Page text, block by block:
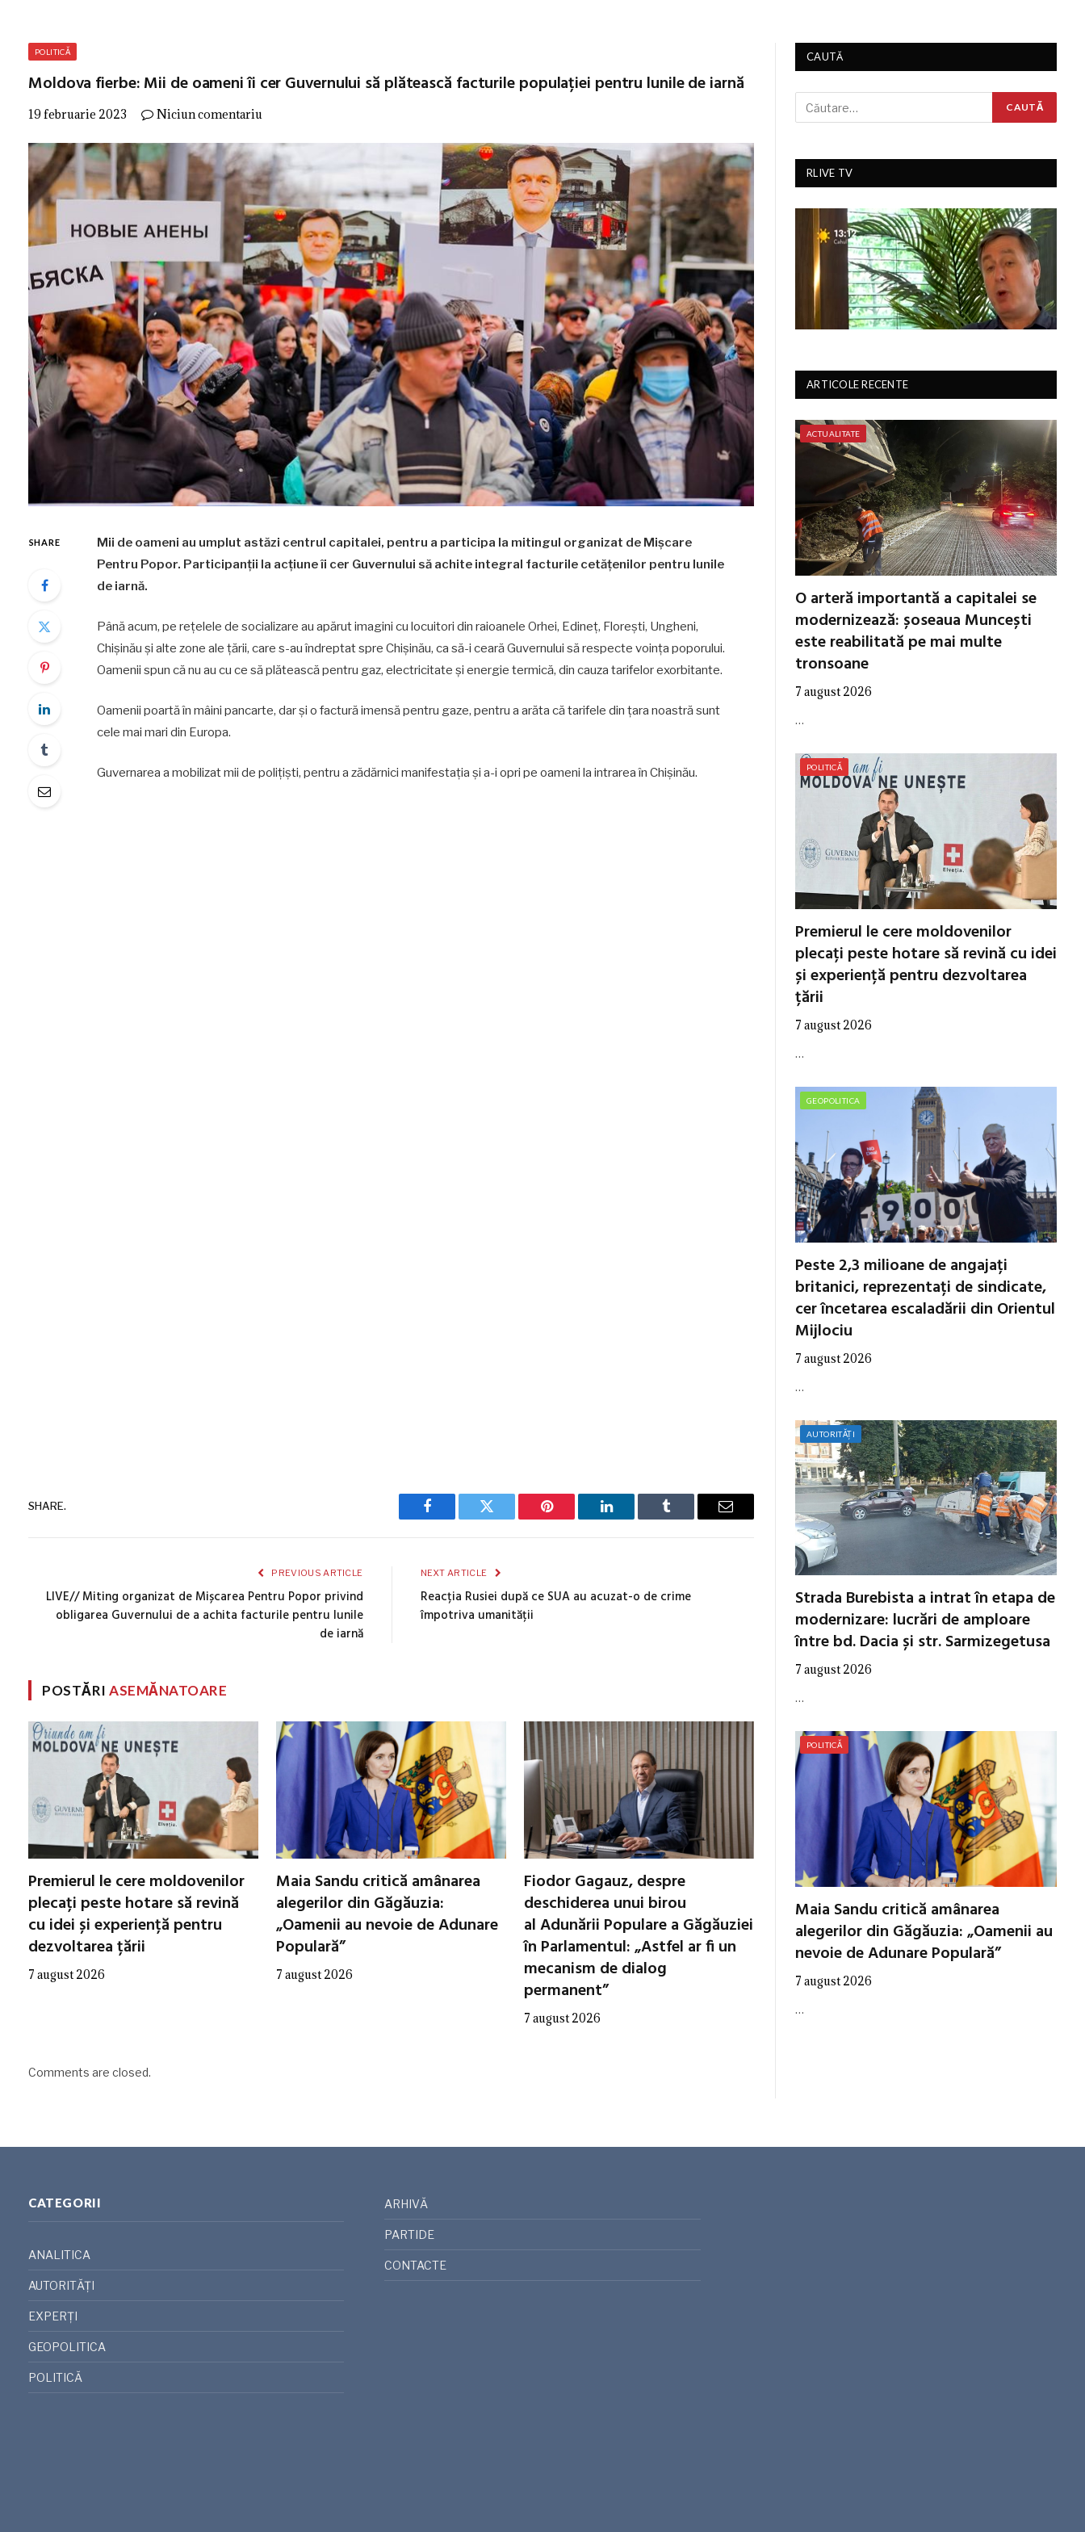
POLITICĂ
Moldova fierbe: Mii de oameni îi cer Guvernului să plătească facturile populației pentru lunile de iarnă
19 februarie 2023 Niciun comentariu
SHARE
Mii de oameni au umplut astăzi centrul capitalei, pentru a participa la mitingul organizat de Mișcare
Pentru Popor. Participanții la acțiune îi cer Guvernului să achite integral facturile cetățenilor pentru lunile
de iarnă.
Până acum, pe rețelele de socializare au apărut imagini cu locuitori din raioanele Orhei, Edineț, Florești, Ungheni,
Chișinău și alte zone ale țării, care s-au îndreptat spre Chișinău, ca să-i ceară Guvernului să respecte voința poporului.
Oamenii spun că nu au cu ce să plătească pentru gaz, electricitate și energie termică, din cauza tarifelor exorbitante.
Oamenii poartă în mâini pancarte, dar și o factură imensă pentru gaze, pentru a arăta că tarifele din țara noastră sunt
cele mai mari din Europa.
Guvernarea a mobilizat mii de polițiști, pentru a zădărnici manifestația și a-i opri pe oameni la intrarea în Chișinău.
SHARE.
Facebook Twitter Pinterest LinkedIn Tumblr Email
PREVIOUS ARTICLE
LIVE// Miting organizat de Mișcarea Pentru Popor privind
obligarea Guvernului de a achita facturile pentru lunile
de iarnă
NEXT ARTICLE
Reacția Rusiei după ce SUA au acuzat-o de crime
împotriva umanității
POSTĂRIASEMĂNATOARE
Premierul le cere moldovenilor
plecați peste hotare să revină
cu idei și experiență pentru
dezvoltarea țării
7 august 2026
Maia Sandu critică amânarea
alegerilor din Găgăuzia:
„Oamenii au nevoie de Adunare
Populară”
7 august 2026
Fiodor Gagauz, despre
deschiderea unui birou
al Adunării Populare a Găgăuziei
în Parlamentul: „Astfel ar fi un
mecanism de dialog
permanent”
7 august 2026
Comments are closed.
CAUTĂ
RLIVE TV
ARTICOLE RECENTE
ACTUALITATE
O arteră importantă a capitalei se
modernizează: șoseaua Muncești
este reabilitată pe mai multe
tronsoane
7 august 2026
…
POLITICĂ
Premierul le cere moldovenilor
plecați peste hotare să revină cu idei
și experiență pentru dezvoltarea
țării
7 august 2026
…
GEOPOLITICA
Peste 2,3 milioane de angajați
britanici, reprezentați de sindicate,
cer încetarea escaladării din Orientul
Mijlociu
7 august 2026
…
AUTORITĂȚI
Strada Burebista a intrat în etapa de
modernizare: lucrări de amploare
între bd. Dacia și str. Sarmizegetusa
7 august 2026
…
POLITICĂ
Maia Sandu critică amânarea
alegerilor din Găgăuzia: „Oamenii au
nevoie de Adunare Populară”
7 august 2026
…
CATEGORII
ANALITICA
AUTORITĂȚI
EXPERȚI
GEOPOLITICA
POLITICĂ
ARHIVĂ
PARTIDE
CONTACTE